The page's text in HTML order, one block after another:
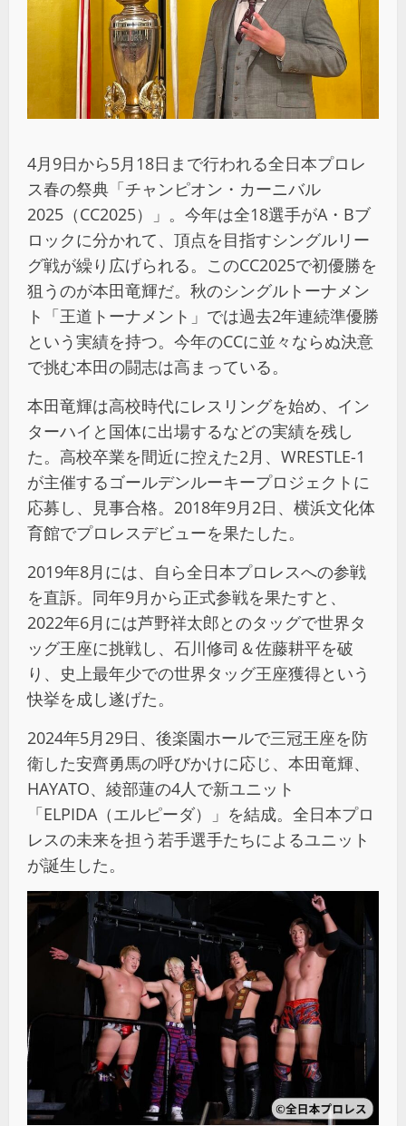
4月9日から5月18日まで行われる全日本プロレ
ス春の祭典「チャンピオン・カーニバル
2025（CC2025）」。今年は全18選手がA・Bブ
ロックに分かれて、頂点を目指すシングルリー
グ戦が繰り広げられる。このCC2025で初優勝を
狙うのが本田竜輝だ。秋のシングルトーナメン
ト「王道トーナメント」では過去2年連続準優勝
という実績を持つ。今年のCCに並々ならぬ決意
で挑む本田の闘志は高まっている。
本田竜輝は高校時代にレスリングを始め、イン
ターハイと国体に出場するなどの実績を残し
た。高校卒業を間近に控えた2月、WRESTLE-1
が主催するゴールデンルーキープロジェクトに
応募し、見事合格。2018年9月2日、横浜文化体
育館でプロレスデビューを果たした。
2019年8月には、自ら全日本プロレスへの参戦
を直訴。同年9月から正式参戦を果たすと、
2022年6月には芦野祥太郎とのタッグで世界タ
ッグ王座に挑戦し、石川修司＆佐藤耕平を破
り、史上最年少での世界タッグ王座獲得という
快挙を成し遂げた。
2024年5月29日、後楽園ホールで三冠王座を防
衛した安齊勇馬の呼びかけに応じ、本田竜輝、
HAYATO、綾部蓮の4人で新ユニット
「ELPIDA（エルピーダ）」を結成。全日本プロ
レスの未来を担う若手選手たちによるユニット
が誕生した。